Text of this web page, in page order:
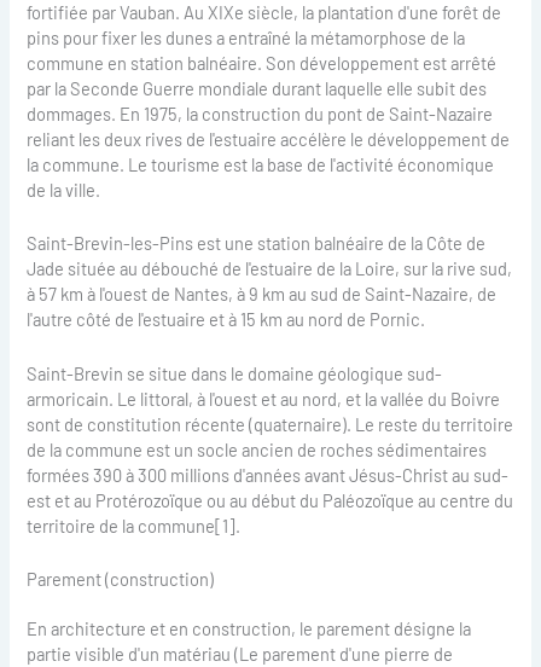
fortifiée par Vauban. Au XIXe siècle, la plantation d'une forêt de
pins pour fixer les dunes a entraîné la métamorphose de la
commune en station balnéaire. Son développement est arrêté
par la Seconde Guerre mondiale durant laquelle elle subit des
dommages. En 1975, la construction du pont de Saint-Nazaire
reliant les deux rives de l'estuaire accélère le développement de
la commune. Le tourisme est la base de l'activité économique
de la ville.
Saint-Brevin-les-Pins est une station balnéaire de la Côte de
Jade située au débouché de l'estuaire de la Loire, sur la rive sud,
à 57 km à l'ouest de Nantes, à 9 km au sud de Saint-Nazaire, de
l'autre côté de l'estuaire et à 15 km au nord de Pornic.
Saint-Brevin se situe dans le domaine géologique sud-
armoricain. Le littoral, à l'ouest et au nord, et la vallée du Boivre
sont de constitution récente (quaternaire). Le reste du territoire
de la commune est un socle ancien de roches sédimentaires
formées 390 à 300 millions d'années avant Jésus-Christ au sud-
est et au Protérozoïque ou au début du Paléozoïque au centre du
territoire de la commune[1].
Parement (construction)
En architecture et en construction, le parement désigne la
partie visible d'un matériau (Le parement d'une pierre de